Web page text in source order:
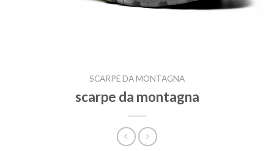
SCARPE DA MONTAGNA
scarpe da montagna